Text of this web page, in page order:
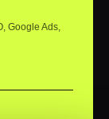
Google Ads,